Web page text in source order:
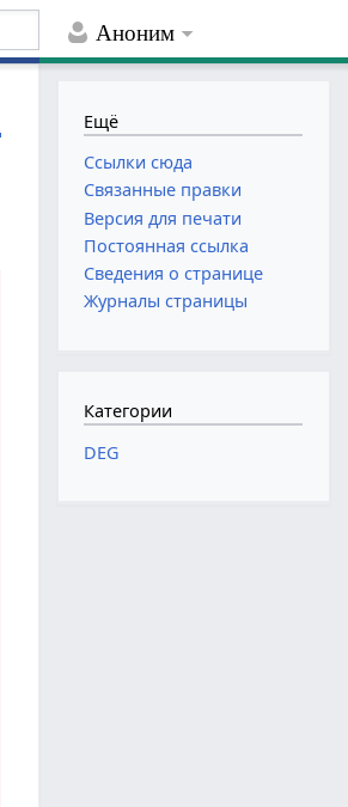
Аноним
Ещё
Ссылки сюда
Связанные правки
Версия для печати
Постоянная ссылка
Сведения о странице
Журналы страницы
Категории
DEG